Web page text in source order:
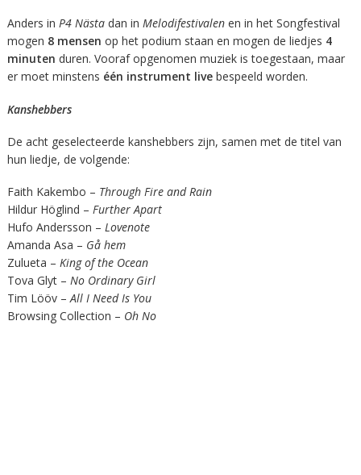
Anders in P4 Nästadan in Melodifestivalenen in het Songfestival
mogen 8 mensen op het podium staan en mogen de liedjes 4
minuten duren. Vooraf opgenomen muziek is toegestaan, maar
er moet minstens één instrument livebespeeld worden.
Kanshebbers
De acht geselecteerde kanshebbers zijn, samen met de titel van
hun liedje, de volgende:
Faith Kakembo – Through Fire and Rain
Hildur Höglind – Further Apart
Hufo Andersson – Lovenote
Amanda Asa – Gå hem
Zulueta – King of the Ocean
Tova Glyt – No Ordinary Girl
Tim Lööv –All I Need Is You
Browsing Collection – Oh No